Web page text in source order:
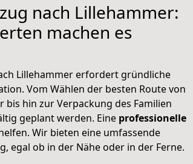
nach Lillehammer:
machen es
Lillehammer erfordert gründliche
Vom Wählen der besten Route von
bis hin zur Verpackung des Familien
geplant werden. Eine professionelle
Wir bieten eine umfassende
egal ob in der Nähe oder in der Ferne.